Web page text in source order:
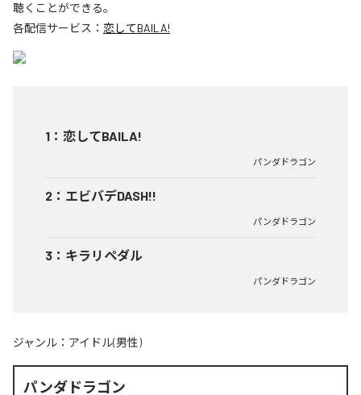
聴くことができる。
各配信サービス： 恋してBAILA!
1 ： 恋してBAILA!
パンダドラゴン
2 ： エビバデDASH!!
パンダドラゴン
3 ： キラリペダル
パンダドラゴン
ジャンル： アイドル(男性)
パンダドラゴン